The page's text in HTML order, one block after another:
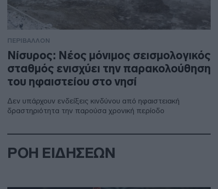
ΠΕΡΙΒΑΛΛΟΝ
Νίσυρος: Νέος μόνιμος σεισμολογικός
σταθμός ενισχύει την παρακολούθηση
του ηφαιστείου στο νησί
Δεν υπάρχουν ενδείξεις κινδύνου από ηφαιστειακή
δραστηριότητα την παρούσα χρονική περίοδο
ΡΟΗ ΕΙΔΗΣΕΩΝ